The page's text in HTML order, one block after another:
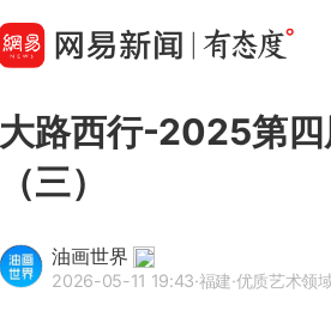
大路西行-2025第四
（三）
油画世界
2026-05-11 19:43·福建·优质艺术领